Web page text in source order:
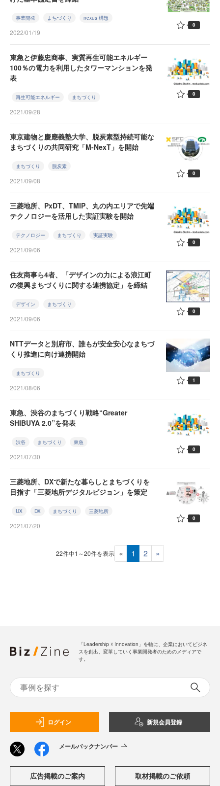
事業開発 まちづくり nexus 構想
2022/01/19
0
東急と伊藤忠商事、実質再生可能エネルギー
100％の電力を利用したタワーマンションを発
表
再生可能エネルギー まちづくり
2021/09/28
0
東京建物と慶應義塾大学、脱炭素型持続可能な
まちづくりの共同研究「M-NexT」を開始
まちづくり 脱炭素
2021/09/08
0
三菱地所、PxDT、TMIP、丸の内エリアで先端
テクノロジーを活用した実証実験を開始
テクノロジー まちづくり 実証実験
2021/09/06
0
住友商事ら4者、「デザインの力による浪江町
の復興まちづくりに関する連携協定」を締結
デザイン まちづくり
2021/09/06
0
NTTデータと別府市、誰もが安全安心なまちづ
くり推進に向け連携開始
まちづくり
2021/08/06
1
東急、渋谷のまちづくり戦略“Greater
SHIBUYA 2.0”を発表
渋谷 まちづくり 東急
2021/07/30
0
三菱地所、DXで新たな暮らしとまちづくりを
目指す「三菱地所デジタルビジョン」を策定
UX DX まちづくり 三菱地所
2021/07/20
0
22件中1～20件を表示 « 1 2 »
「Leadership ☓ Innovation」を軸に、企業においてビジネ
スを創出、変革していく事業開発者のためのメディアで
す。
ログイン 新規会員登録
メールバックナンバー
広告掲載のご案内 取材掲載のご依頼